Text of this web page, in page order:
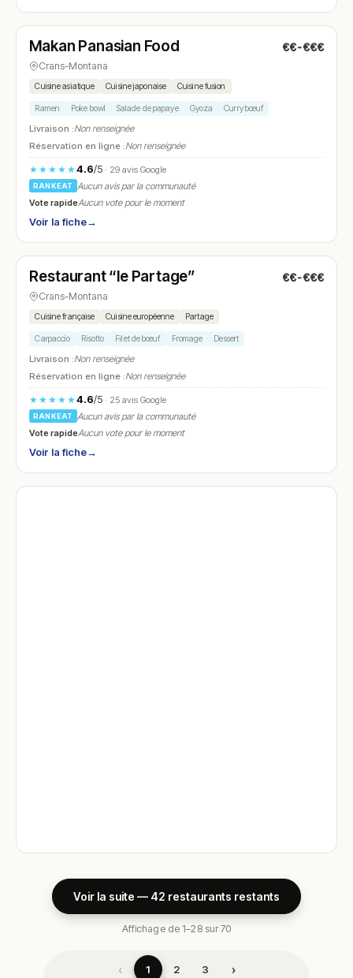
N° 27
Makan Panasian Food €€-€€€
Crans-Montana
Cuisine asiatique Cuisine japonaise Cuisine fusion
Ramen Poke bowl Salade de papaye Gyoza Curry bœuf
Livraison :Non renseignée
Réservation en ligne :Non renseignée
★★★★★4.6/5· 29 avis Google
RANKEAT
Aucun avis par la communauté
Vote rapideAucun vote pour le moment
Voir la fiche→
N° 28
Restaurant “le Partage” €€-€€€
Crans-Montana
Cuisine française Cuisine européenne Partage
Carpaccio Risotto Filet de bœuf Fromage Dessert
Livraison :Non renseignée
Réservation en ligne :Non renseignée
★★★★★4.6/5· 25 avis Google
RANKEAT
Aucun avis par la communauté
Vote rapideAucun vote pour le moment
Voir la fiche→
Voir la suite — 42 restaurants restants
Affichage de 1–28 sur 70
‹ 1 2 3 ›